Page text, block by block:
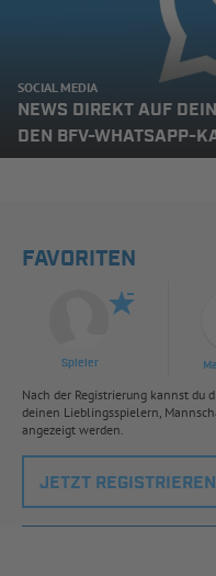
SOCIAL MEDIA
NEWS DIREKT AUF
DEN BFV-WHATSAPP-
FAVORITEN
Spieler
Nach der Registrierung kannst du
deinen Lieblingsspielern,
angezeigt werden.
JETZT REGISTRIEREN